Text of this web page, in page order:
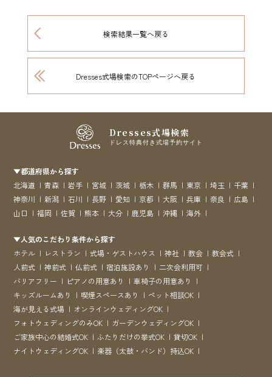
検索結果一覧へ戻る
Dresses式場検索のTOPページへ戻る
Dresses式場検索
ドレス特典付き式場予約サイト
▼都道府県から探す
北海道
青森 岩手 宮城 茨城 栃木 群馬 東京 埼玉
千葉
神奈川
新潟 石川 長野 愛知 京都 大阪 兵庫 奈良
広島
山口
福岡 佐賀 熊本 大分 鹿児島 沖縄 海外
▼人気のこだわり条件から探す
ホテル
レストラン 式場・ゲストハウス 神社 教会
教会式
人前式
神前式 仏前式 宿泊施設あり
二次会利用可
バリアフリー
ピアノの用意あり
車椅子の用意あり
キッズルームあり
喫煙スペースあり
ペット相談OK
海が見える式場
オンラインウェディングOK
フォトウェディングのみOK
ガーデンウェディングOK
ご家族中心の結婚式OK
ふたりだけの挙式OK
貸切OK
ナイトウェディングOK
楽器（太鼓・バンド）持込OK